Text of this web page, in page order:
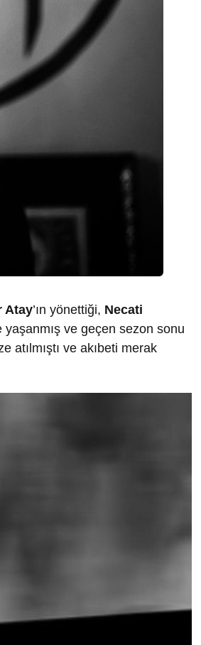
Atay’ın yönettiği, Necati
yaşanmış ve geçen sezon sonu
atılmıştı ve akıbeti merak